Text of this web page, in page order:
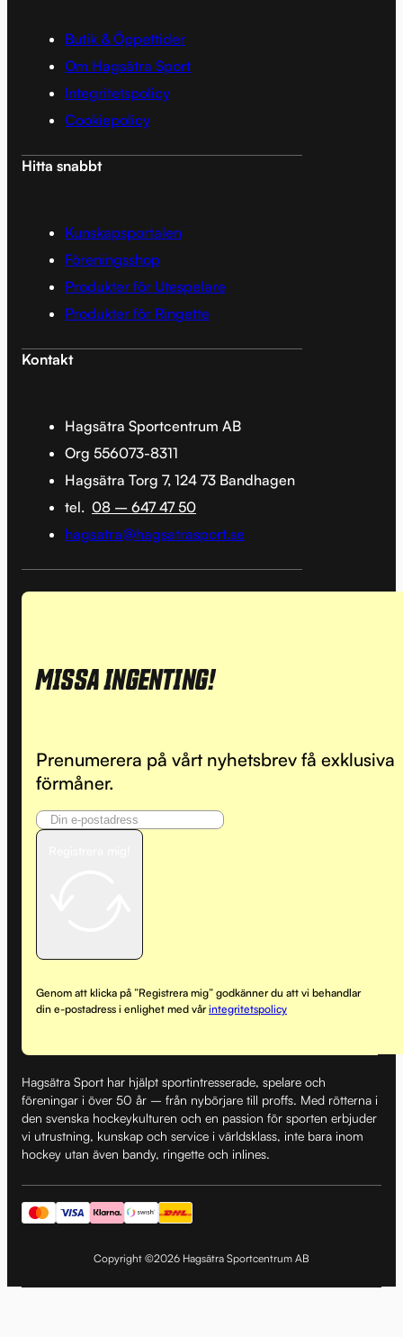
Butik & Öppettider
Om Hagsätra Sport
Integritetspolicy
Cookiepolicy
Hitta snabbt
Kunskapsportalen
Föreningsshop
Produkter för Utespelare
Produkter för Ringette
Kontakt
Hagsätra Sportcentrum AB
Org 556073-8311
Hagsätra Torg 7, 124 73 Bandhagen
tel. 08 – 647 47 50
hagsatra@hagsatrasport.se
MISSA INGENTING!
Prenumerera på vårt nyhetsbrev få exklusiva
förmåner.
Genom att klicka på ”Registrera mig” godkänner du att vi behandlar
din e-postadress i enlighet med vårintegritetspolicy
Hagsätra Sport har hjälpt sportintresserade, spelare och
föreningar i över 50 år – från nybörjare till proffs. Med rötterna i
den svenska hockeykulturen och en passion för sporten erbjuder
vi utrustning, kunskap och service i världsklass, inte bara inom
hockey utan även bandy, ringette och inlines.
Copyright ©2026 Hagsätra Sportcentrum AB